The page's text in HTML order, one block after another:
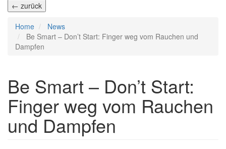
← zurück
Home
News
Be Smart – Don’t Start: Finger weg vom Rauchen und
Dampfen
Be Smart – Don’t Start:
Finger weg vom Rauchen
und Dampfen